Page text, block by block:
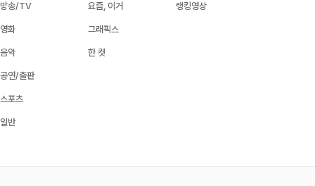
방송/TV
영화
음악
공연/출판
스포츠
일반
요즘, 이거
그래픽스
한 컷
랭킹영상